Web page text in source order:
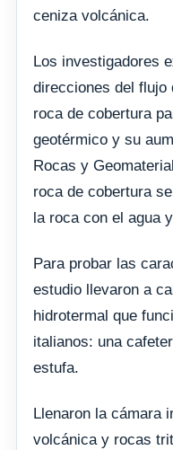
ceniza volcánica.
Los investigadores
direcciones del flujo
roca de cobertura
geotérmico y su
Rocas y
roca de cobertura
la roca con el agua
Para probar las
estudio llevaron a
hidrotermal que
italianos: una
estufa.
Llenaron la cámara
volcánica y rocas